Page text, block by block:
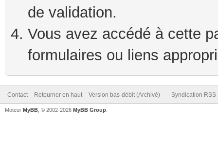
de validation.
Vous avez accédé à cette
formulaires ou liens
Contact Retourner en haut Version bas-débit (Archivé) Syndication RSS
Moteur MyBB , © 2002-2026 MyBB Group